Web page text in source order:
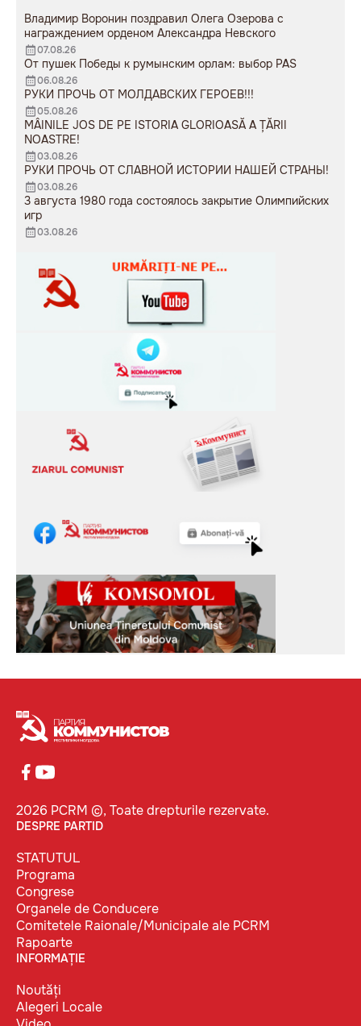
Владимир Воронин поздравил Олега Озерова с
награждением орденом Александра Невского
07.08.26
От пушек Победы к румынским орлам: выбор PAS
06.08.26
РУКИ ПРОЧЬ ОТ МОЛДАВСКИХ ГЕРОЕВ!!!
05.08.26
MÂINILE JOS DE PE ISTORIA GLORIOASĂ A ȚĂRII
NOASTRE!
03.08.26
РУКИ ПРОЧЬ ОТ СЛАВНОЙ ИСТОРИИ НАШЕЙ СТРАНЫ!
03.08.26
3 августа 1980 года состоялось закрытие Олимпийских
игр
03.08.26
2026 PCRM ©, Toate drepturile rezervate.
DESPRE PARTID
STATUTUL
Programa
Congrese
Organele de Conducere
Comitetele Raionale/Municipale ale PCRM
Rapoarte
INFORMAȚIE
Noutăți
Alegeri Locale